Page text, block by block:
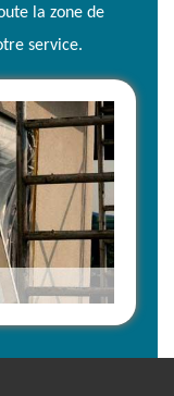
la zone de
service.